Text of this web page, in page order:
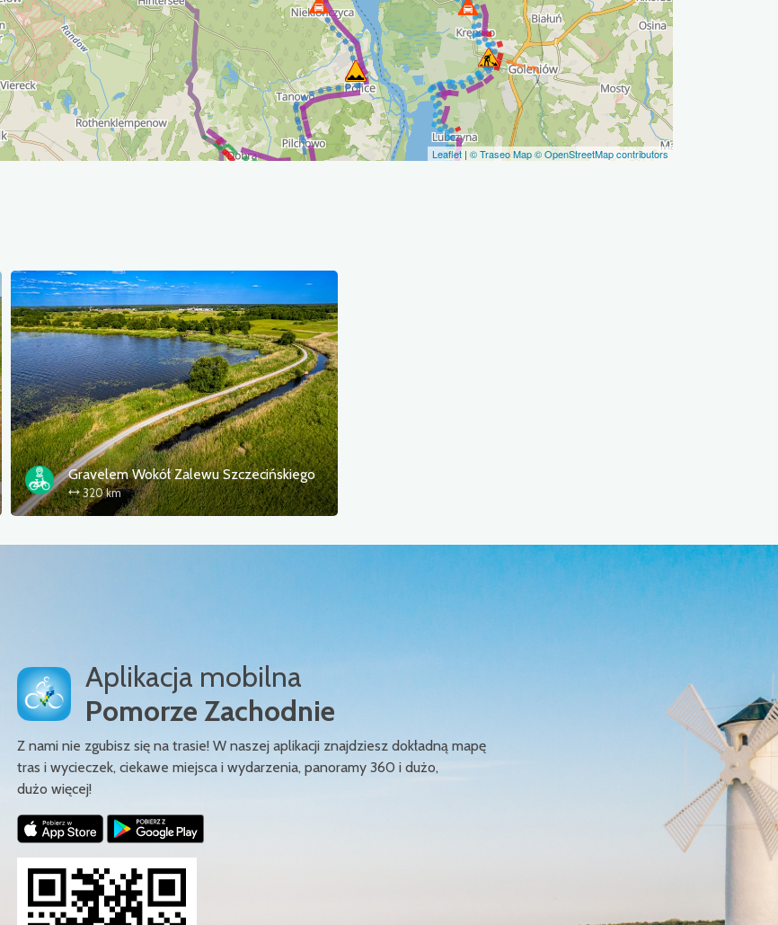
Leaflet | © Traseo Map© OpenStreetMap contributors
Gravelem Wokół Zalewu Szczecińskiego
320 km
Aplikacja mobilna
Pomorze Zachodnie
Z nami nie zgubisz się na trasie! W naszej aplikacji znajdziesz dokładną mapę
tras i wycieczek, ciekawe miejsca i wydarzenia, panoramy 360 i dużo,
dużo więcej!